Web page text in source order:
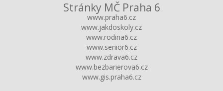
Stránky MČ Praha 6
www.praha6.cz
www.jakdoskoly.cz
www.rodina6.cz
www.senior6.cz
www.zdrava6.cz
www.bezbarierova6.cz
www.gis.praha6.cz